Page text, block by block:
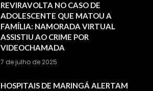
REVIRAVOLTA NO CASO DE
ADOLESCENTE QUE MATOU A
FAMÍLIA: NAMORADA VIRTUAL
ASSISTIU AO CRIME POR
VIDEOCHAMADA
7 de julho de 2025
HOSPITAIS DE MARINGÁ ALERTAM